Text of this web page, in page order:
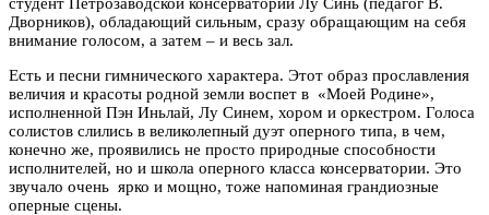
Дворников), обладающий сильным, сразу обращающим на себя
внимание голосом, а затем – и весь зал.
Есть и песни гимнического характера. Этот образ прославления
величия и красоты родной земли воспет в «Моей Родине»,
исполненной Пэн Иньлай, Лу Синем, хором и оркестром. Голоса
солистов слились в великолепный дуэт оперного типа, в чем,
конечно же, проявились не просто природные способности
исполнителей, но и школа оперного класса консерватории. Это
звучало очень ярко и мощно, тоже напоминая грандиозные
оперные сцены.